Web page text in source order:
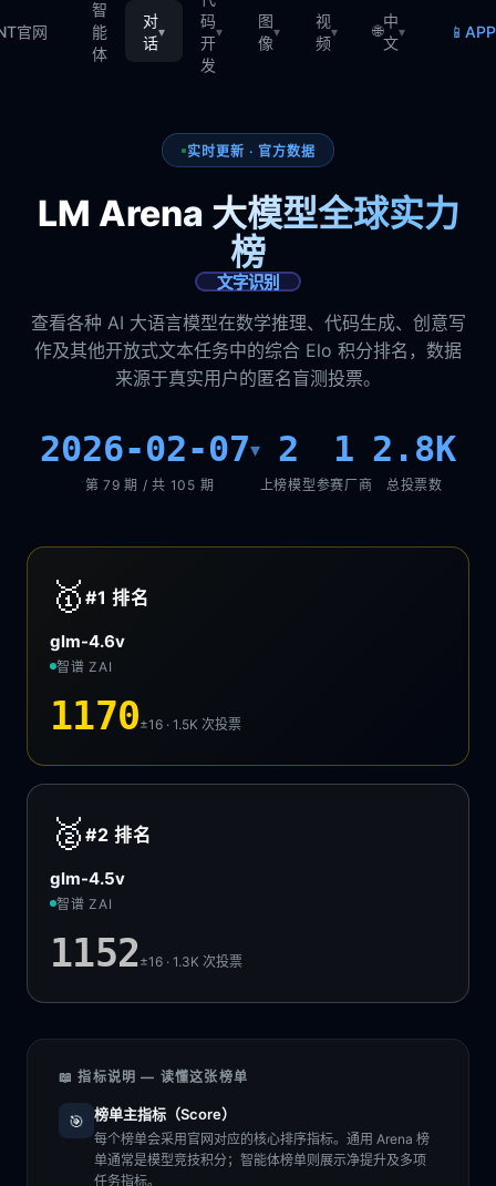
官网
智
能
体
对
话
▾
码
开
发
▾
图
像
▾
视
频
▾ 🌐
中
文
▾ 📱
实时更新 · 官方数据
LM Arena 大模型全球实力
榜
文字识别
查看各种 AI 大语言模型在数学推理、代码生成、创意写
作及其他开放式文本任务中的综合 Elo 积分排名，数据
来源于真实用户的匿名盲测投票。
2026-02-07▾
第 79 期 / 共 105 期
2
上榜模型
1
参赛厂商
2.8K
总投票数
🥇 #1排名
glm-4.6v
智谱 ZAI
1170±16 · 1.5K次投票
🥈 #2排名
glm-4.5v
智谱 ZAI
1152±16 · 1.3K次投票
📖 指标说明 — 读懂这张榜单
🎯 榜单主指标（Score）
每个榜单会采用官网对应的核心排序指标。通用 Arena 榜
单通常是模型竞技积分；智能体榜单则展示净提升及多项
任务指标。